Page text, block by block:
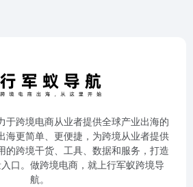
于跨境电商从业者提供全球产业出海的
海更简单、更便捷，为跨境从业者提供
的跨境干货、工具、数据和服务，打造
口。做跨境电商，就上行军蚁跨境导
航。